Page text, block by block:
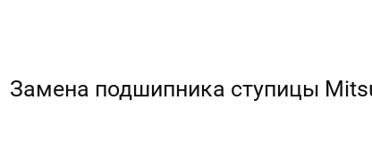
Замена подшипника ступицы